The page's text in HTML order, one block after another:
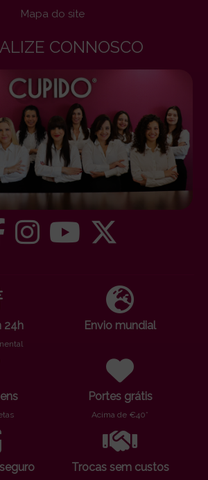
Mapa do site
CONNOSCO
24h Envio mundial
Portes grátis
Acima de €40*
Trocas sem custos